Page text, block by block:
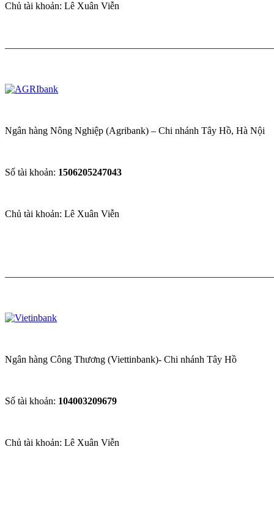
Chủ tài khoản: Lê Xuân Viễn
Ngân hàng Nông Nghiệp (Agribank) – Chi nhánh Tây Hồ, Hà Nội
Số tài khoản: 1506205247043
Chủ tài khoản: Lê Xuân Viễn
Ngân hàng Công Thương (Viettinbank)- Chi nhánh Tây Hồ
Số tài khoản: 104003209679
Chủ tài khoản: Lê Xuân Viễn